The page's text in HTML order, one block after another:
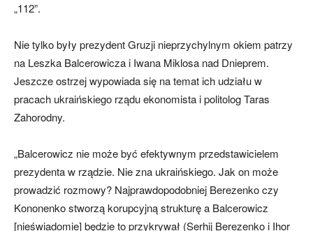
„112”.
Nie tylko były prezydent Gruzji nieprzychylnym okiem patrzy
na Leszka Balcerowicza i Iwana Miklosa nad Dnieprem.
Jeszcze ostrzej wypowiada się na temat ich udziału w
pracach ukraińskiego rządu ekonomista i politolog Taras
Zahorodny.
„Balcerowicz nie może być efektywnym przedstawicielem
prezydenta w rządzie. Nie zna ukraińskiego. Jak on może
prowadzić rozmowy? Najprawdopodobniej Berezenko czy
Kononenko stworzą korupcyjną strukturę a Balcerowicz
[nieświadomie] będzie to przykrywał (Serhij Berezenko i Ihor